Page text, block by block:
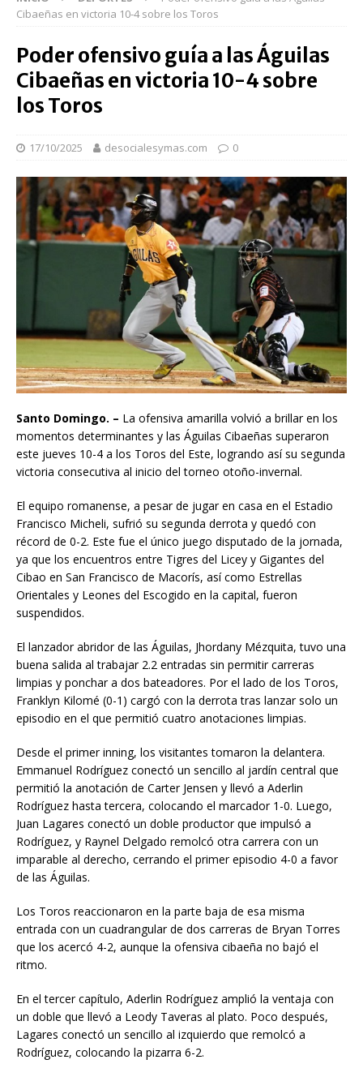
Cibaeñas en victoria 10-4 sobre los Toros
Poder ofensivo guía a las Águilas
Cibaeñas en victoria 10-4 sobre
los Toros
17/10/2025 desocialesymas.com 0
Santo Domingo. – La ofensiva amarilla volvió a brillar en los
momentos determinantes y las Águilas Cibaeñas superaron
este jueves 10-4 a los Toros del Este, logrando así su segunda
victoria consecutiva al inicio del torneo otoño-invernal.
El equipo romanense, a pesar de jugar en casa en el Estadio
Francisco Micheli, sufrió su segunda derrota y quedó con
récord de 0-2. Este fue el único juego disputado de la jornada,
ya que los encuentros entre Tigres del Licey y Gigantes del
Cibao en San Francisco de Macorís, así como Estrellas
Orientales y Leones del Escogido en la capital, fueron
suspendidos.
El lanzador abridor de las Águilas, Jhordany Mézquita, tuvo una
buena salida al trabajar 2.2 entradas sin permitir carreras
limpias y ponchar a dos bateadores. Por el lado de los Toros,
Franklyn Kilomé (0-1) cargó con la derrota tras lanzar solo un
episodio en el que permitió cuatro anotaciones limpias.
Desde el primer inning, los visitantes tomaron la delantera.
Emmanuel Rodríguez conectó un sencillo al jardín central que
permitió la anotación de Carter Jensen y llevó a Aderlin
Rodríguez hasta tercera, colocando el marcador 1-0. Luego,
Juan Lagares conectó un doble productor que impulsó a
Rodríguez, y Raynel Delgado remolcó otra carrera con un
imparable al derecho, cerrando el primer episodio 4-0 a favor
de las Águilas.
Los Toros reaccionaron en la parte baja de esa misma
entrada con un cuadrangular de dos carreras de Bryan Torres
que los acercó 4-2, aunque la ofensiva cibaeña no bajó el
ritmo.
En el tercer capítulo, Aderlin Rodríguez amplió la ventaja con
un doble que llevó a Leody Taveras al plato. Poco después,
Lagares conectó un sencillo al izquierdo que remolcó a
Rodríguez, colocando la pizarra 6-2.